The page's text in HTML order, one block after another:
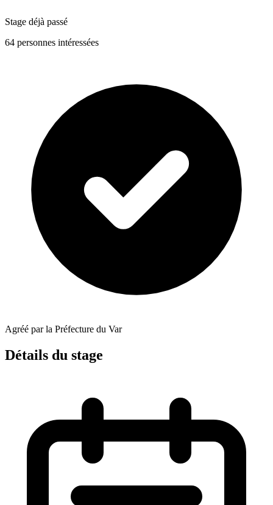
Stage déjà passé
64 personnes intéressées
Agréé par la Préfecture du Var
Détails du stage